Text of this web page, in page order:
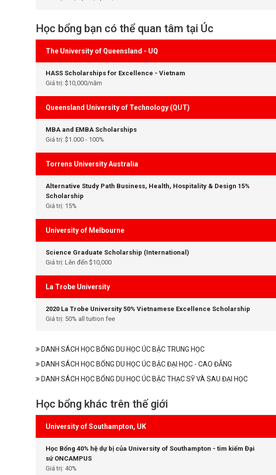
Học bổng bạn có thể quan tâm tại Úc
The University of Queensland - UQ
HASS Scholarships for Excellence - Vietnam
Giá trị: $10,000/năm
Queensland University of Technology (QUT)
MBA and EMBA Scholarships
Giá trị: $1.000 - 100%
Torrens University Australia
Alternative Study Path Business, Health, Hospitality & Design 15%
Scholarship
Giá trị: 15%
University of Melbourne
Science Graduate Scholarship (International)
Giá trị: Lên đến $10,000
La Trobe University
2020 La Trobe University 50% Vietnamese Excellence Scholarship
Giá trị: 50% all tuition fee
DANH SÁCH HỌC BỔNG DU HỌC ÚC BẬC TRUNG HỌC
DANH SÁCH HỌC BỔNG DU HỌC ÚC BẬC ĐẠI HỌC - CAO ĐẲNG
DANH SÁCH HỌC BỔNG DU HỌC ÚC BẬC THẠC SỸ VÀ SAU ĐẠI HỌC
Học bổng khác trên thế giới
University of Southampton, UK
Học Bổng 40% hệ dự bị của University of Southampton - tìm kiếm Đại
sứ ONCAMPUS
Giá trị: 40%